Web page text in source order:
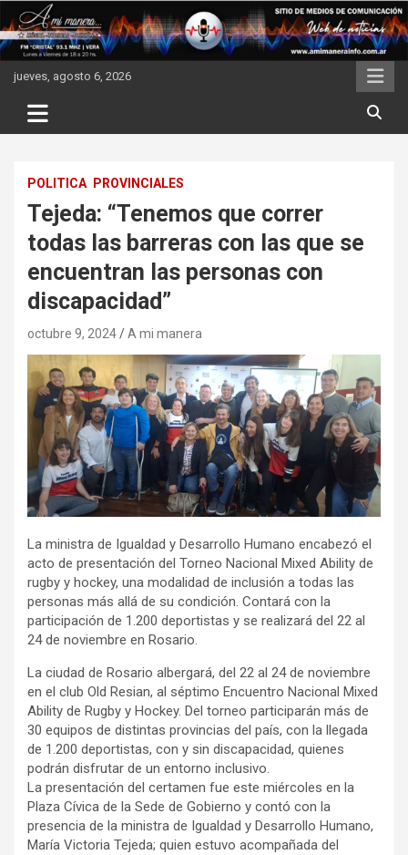
to
content
jueves, agosto 6, 2026
POLITICA PROVINCIALES
Tejeda: “Tenemos que correr
todas las barreras con las que se
encuentran las personas con
discapacidad”
octubre 9, 2024 A mi manera
La ministra de Igualdad y Desarrollo Humano encabezó el
acto de presentación del Torneo Nacional Mixed Ability de
rugby y hockey, una modalidad de inclusión a todas las
personas más allá de su condición. Contará con la
participación de 1.200 deportistas y se realizará del 22 al
24 de noviembre en Rosario.
La ciudad de Rosario albergará, del 22 al 24 de noviembre
en el club Old Resian, al séptimo Encuentro Nacional Mixed
Ability de Rugby y Hockey. Del torneo participarán más de
30 equipos de distintas provincias del país, con la llegada
de 1.200 deportistas, con y sin discapacidad, quienes
podrán disfrutar de un entorno inclusivo.
La presentación del certamen fue este miércoles en la
Plaza Cívica de la Sede de Gobierno y contó con la
presencia de la ministra de Igualdad y Desarrollo Humano,
María Victoria Tejeda; quien estuvo acompañada del